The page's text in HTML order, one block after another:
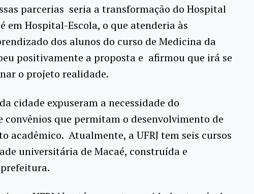
parcerias seria a transformação do Hospital
em Hospital-Escola, o que atenderia às
dos alunos do curso de Medicina da
positivamente a proposta e afirmou que irá se
o projeto realidade.
cidade expuseram a necessidade do
convênios que permitam o desenvolvimento de
acadêmico. Atualmente, a UFRJ tem seis cursos
universitária de Macaé, construída e